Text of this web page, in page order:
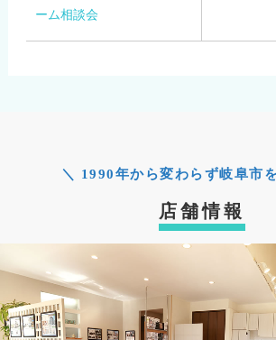
ーム相談会
＼ 1990年から変わらず岐阜市
店舗情報